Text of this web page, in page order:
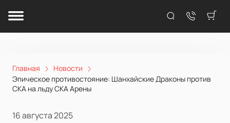
Главная
Новости
Эпическое противостояние: Шанхайские Драконы против
СКА на льду СКА Арены
16 августа 2025